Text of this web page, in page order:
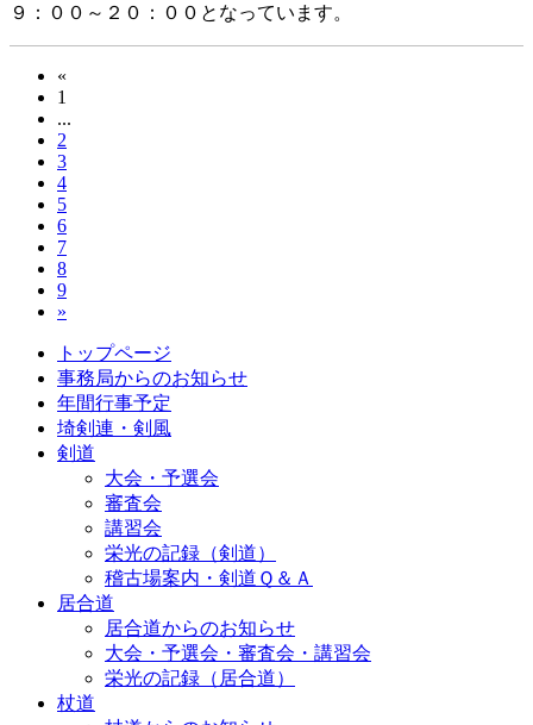
９：００～２０：００となっています。
«
1
...
2
3
4
5
6
7
8
9
»
トップページ
事務局からのお知らせ
年間行事予定
埼剣連・剣風
剣道
大会・予選会
審査会
講習会
栄光の記録（剣道）
稽古場案内・剣道Ｑ＆Ａ
居合道
居合道からのお知らせ
大会・予選会・審査会・講習会
栄光の記録（居合道）
杖道